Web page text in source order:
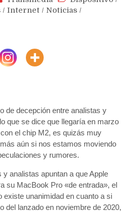
/ Internet / Noticias /
de decepción entre analistas y
que se dice que llegaría en marzo
el chip M2, es quizás muy
aún si nos estamos moviendo
y rumores.
analistas apuntan a que Apple
su MacBook Pro «de entrada», el
existe unanimidad en cuanto a si
del lanzado en noviembre de 2020,